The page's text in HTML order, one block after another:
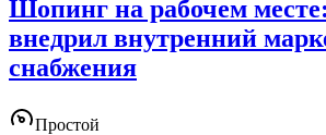
Шопинг на рабочем
внедрил внутренний
снабжения
Простой